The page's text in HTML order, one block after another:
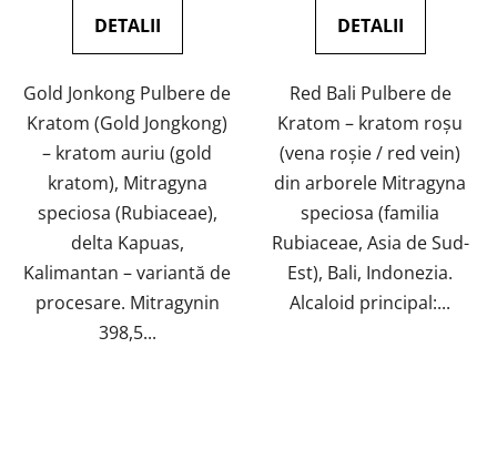
DETALII
Gold Jonkong Pulbere de
Kratom (Gold Jongkong)
– kratom auriu (gold
kratom), Mitragyna
speciosa (Rubiaceae),
delta Kapuas,
Kalimantan – variantă de
procesare. Mitragynin
398,5...
5,0
stele.
DETALII
Red Bali Pulbere de
Kratom – kratom roșu
(vena roșie / red vein)
din arborele Mitragyna
speciosa (familia
Rubiaceae, Asia de Sud-
Est), Bali, Indonezia.
Alcaloid principal:...